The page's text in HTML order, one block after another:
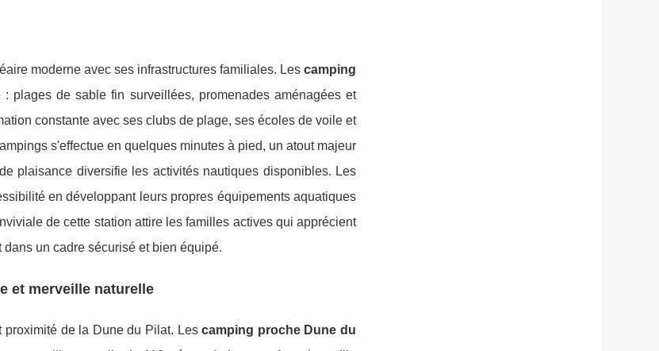
moderne avec ses infrastructures familiales. Les camping
plages de sable fin surveillées, promenades aménagées et
constante avec ses clubs de plage, ses écoles de voile et
s'effectue en quelques minutes à pied, un atout majeur
plaisance diversifie les activités nautiques disponibles. Les
en développant leurs propres équipements aquatiques
de cette station attire les familles actives qui apprécient
un cadre sécurisé et bien équipé.
et merveille naturelle
proximité de la Dune du Pilat. Lescamping proche Dune du